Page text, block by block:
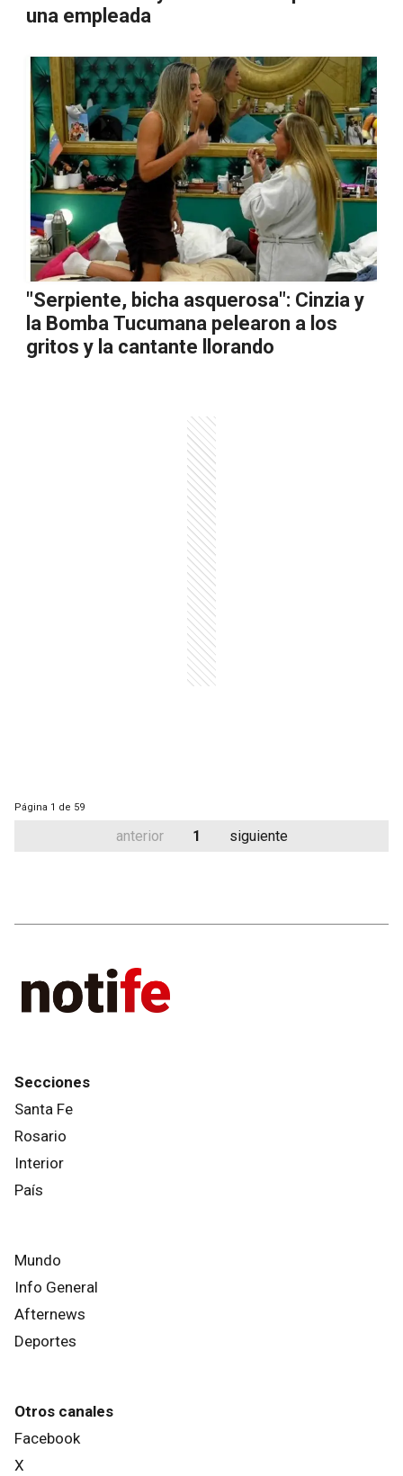
una empleada
"Serpiente, bicha asquerosa": Cinzia y
la Bomba Tucumana pelearon a los
gritos y la cantante llorando
Página 1 de 59
anterior 1 siguiente
Secciones
Santa Fe
Rosario
Interior
País
Mundo
Info General
Afternews
Deportes
Otros canales
Facebook
X